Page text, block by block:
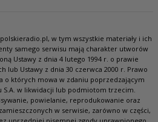
w tym wszystkie materiały i ich
samego serwisu mają charakter utworów
Ustawy z dnia 4 lutego 1994 r. o prawie
lub Ustawy z dnia 30 czerwca 2000 r. Prawo
o których mowa w zdaniu poprzedzającym
S.A. w likwidacji lub podmiotom trzecim.
powielanie, reprodukowanie oraz
w serwisie, zarówno w części,